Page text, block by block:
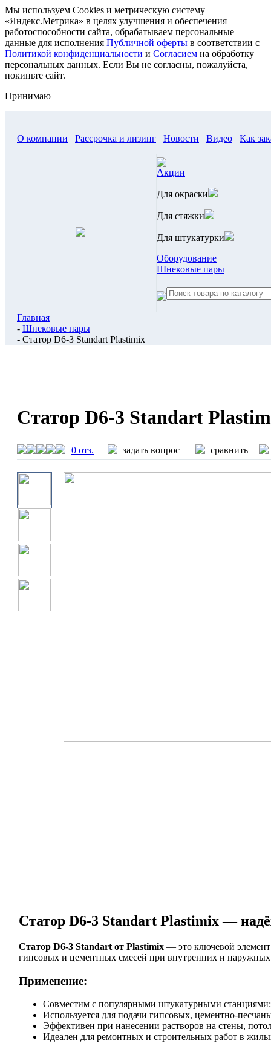
Мы используем Cookies и метрическую систему
«Яндекс.Метрика» в целях улучшения и обеспечения
работоспособности сайта, обрабатываем персональные
данные для исполнения Публичной оферты в соответствии с
Политикой конфиденциальности и Согласием на обработку
персональных данных. Если Вы не согласны, пожалуйста,
покиньте сайт.
Принимаю
О компании Рассрочка и лизинг Новости Видео Как
Акции
Для окраски
Для стяжки
Для штукатурки
Оборудование
Шнековые пары
Главная
- Шнековые пары
- Статор D6-3 Standart Plastimix
Статор D6-3 Standart
0 отз. задать вопрос сравнить
Статор D6-3 Standart Plastimix —
Статор D6-3 Standart от Plastimix — это ключевой элемент
гипсовых и цементных смесей при внутренних и наружных
Применение:
Совместим с популярными штукатурными
Используется для подачи гипсовых, цементно-
Эффективен при нанесении растворов на стены,
Идеален для ремонтных и строительных работ в